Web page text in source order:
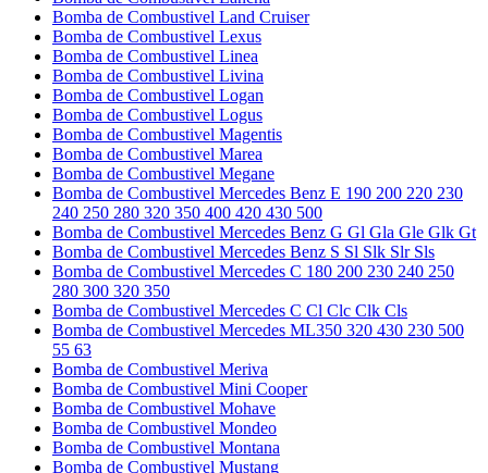
Bomba de Combustivel Land Cruiser
Bomba de Combustivel Lexus
Bomba de Combustivel Linea
Bomba de Combustivel Livina
Bomba de Combustivel Logan
Bomba de Combustivel Logus
Bomba de Combustivel Magentis
Bomba de Combustivel Marea
Bomba de Combustivel Megane
Bomba de Combustivel Mercedes Benz E 190 200 220 230
240 250 280 320 350 400 420 430 500
Bomba de Combustivel Mercedes Benz G Gl Gla Gle Glk Gt
Bomba de Combustivel Mercedes Benz S Sl Slk Slr Sls
Bomba de Combustivel Mercedes C 180 200 230 240 250
280 300 320 350
Bomba de Combustivel Mercedes C Cl Clc Clk Cls
Bomba de Combustivel Mercedes ML350 320 430 230 500
55 63
Bomba de Combustivel Meriva
Bomba de Combustivel Mini Cooper
Bomba de Combustivel Mohave
Bomba de Combustivel Mondeo
Bomba de Combustivel Montana
Bomba de Combustivel Mustang